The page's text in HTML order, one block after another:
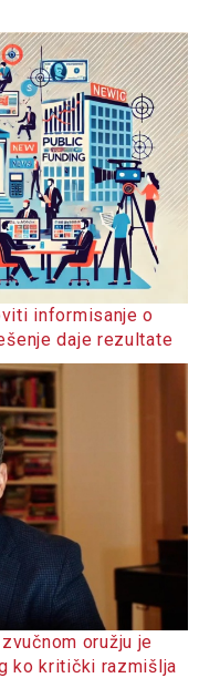
informisanje o
daje rezultate
oružju je
ko kritički razmišlja